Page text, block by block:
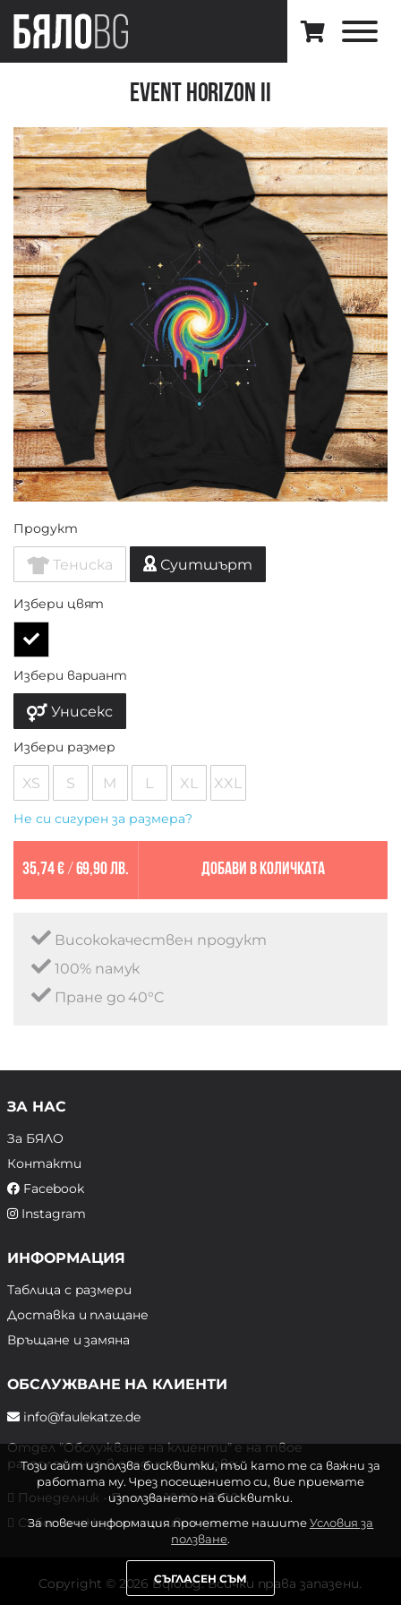
Event Horizon II
Продукт
Тениска Суитшърт
Избери цвят
Избери вариант
Унисекс
Избери размер
XS S M L XL XXL
Не си сигурен за размера?
35,74 €/ 69,90 лв. Добави в количката
Висококачествен продукт
100% памук
Пране до 40°C
ЗА НАС
За БЯЛО
Контакти
Facebook
Instagram
ИНФОРМАЦИЯ
Таблица с размери
Доставка и плащане
Връщане и замяна
ОБСЛУЖВАНЕ НА КЛИЕНТИ
info@faulekatze.de
Отдел "Обслужване на клиенти" е на твое
разположение в следните часове:
Понеделник - Петък: 10:00 - 19:00 ч.
Събота и Неделя: почивен ден
Copyright © 2026 Bqlo.bg. Всички права запазени.
Този сайт използва бисквитки, тъй като те са важни за
работата му. Чрез посещението си, вие приемате
използването на бисквитки.
За повече информация прочетете нашитеУсловия за
ползване.
СЪГЛАСЕН СЪМ